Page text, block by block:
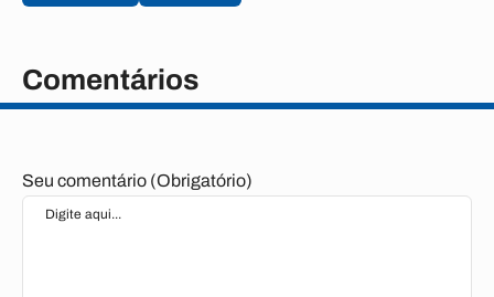
Comentários
Seu comentário (Obrigatório)